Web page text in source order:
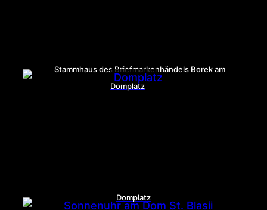
Stammhaus des Briefmarkenhändels Borek am
Domplatz
Domplatz